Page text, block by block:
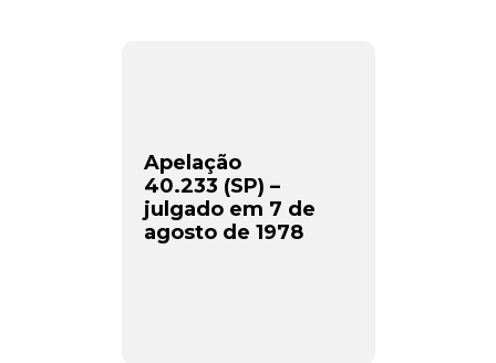
Apelação
40.233 (SP) –
julgado em 7 de
agosto de 1978